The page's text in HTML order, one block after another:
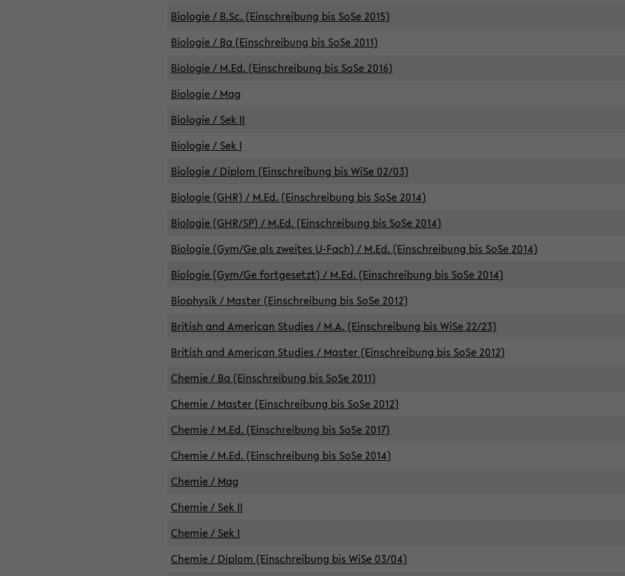
Biologie / B.Sc. (Einschreibung bis SoSe 2015)
Biologie / Ba (Einschreibung bis SoSe 2011)
Biologie / M.Ed. (Einschreibung bis SoSe 2016)
Biologie / Mag
Biologie / Sek II
Biologie / Sek I
Biologie / Diplom (Einschreibung bis WiSe 02/03)
Biologie (GHR) / M.Ed. (Einschreibung bis SoSe 2014)
Biologie (GHR/SP) / M.Ed. (Einschreibung bis SoSe 2014)
Biologie (Gym/Ge als zweites U-Fach) / M.Ed. (Einschreibung bis SoSe 2014)
Biologie (Gym/Ge fortgesetzt) / M.Ed. (Einschreibung bis SoSe 2014)
Biophysik / Master (Einschreibung bis SoSe 2012)
British and American Studies / M.A. (Einschreibung bis WiSe 22/23)
British and American Studies / Master (Einschreibung bis SoSe 2012)
Chemie / Ba (Einschreibung bis SoSe 2011)
Chemie / Master (Einschreibung bis SoSe 2012)
Chemie / M.Ed. (Einschreibung bis SoSe 2017)
Chemie / M.Ed. (Einschreibung bis SoSe 2014)
Chemie / Mag
Chemie / Sek II
Chemie / Sek I
Chemie / Diplom (Einschreibung bis WiSe 03/04)